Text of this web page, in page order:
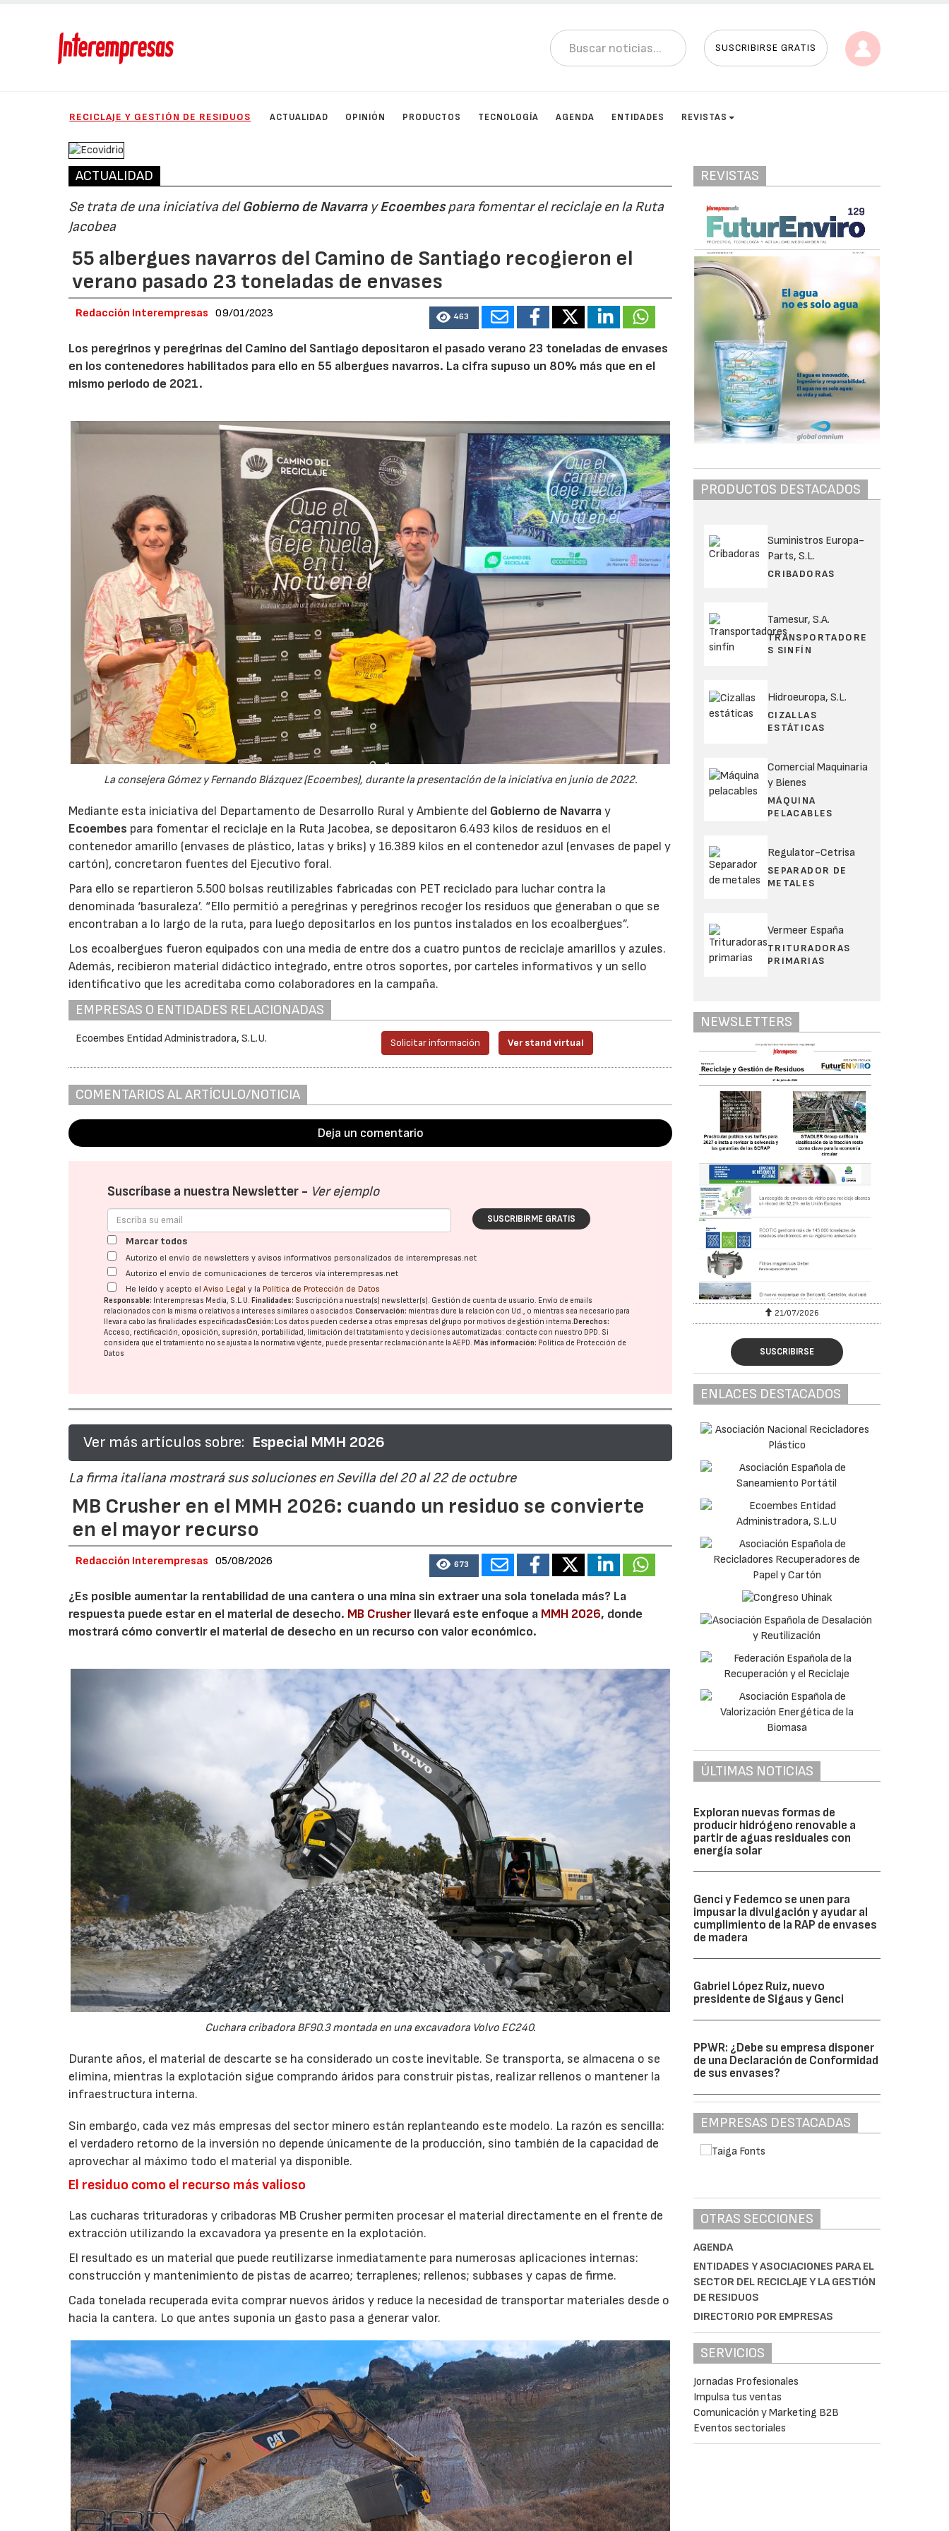
SUSCRIBIRSE GRATIS
RECICLAJE Y GESTIÓN DE RESIDUOS ACTUALIDAD OPINIÓN PRODUCTOS TECNOLOGÍA AGENDA ENTIDADES REVISTAS
ACTUALIDAD
Se trata de una iniciativa delGobierno de NavarrayEcoembespara fomentar el reciclaje en la Ruta
Jacobea
55 albergues navarros del Camino de Santiago recogieron el
verano pasado 23 toneladas de envases
Redacción Interempresas 09/01/2023 463
Los peregrinos y peregrinas del Camino del Santiago depositaron el pasado verano 23 toneladas de envases
en los contenedores habilitados para ello en 55 albergues navarros. La cifra supuso un 80% más que en el
mismo periodo de 2021.
La consejera Gómez y Fernando Blázquez (Ecoembes), durante la presentación de la iniciativa en junio de 2022.
Mediante esta iniciativa del Departamento de Desarrollo Rural y Ambiente del Gobierno de Navarray
Ecoembes para fomentar el reciclaje en la Ruta Jacobea, se depositaron 6.493 kilos de residuos en el
contenedor amarillo (envases de plástico, latas y briks) y 16.389 kilos en el contenedor azul (envases de papel y
cartón), concretaron fuentes del Ejecutivo foral.
Para ello se repartieron 5.500 bolsas reutilizables fabricadas con PET reciclado para luchar contra la
denominada ‘basuraleza’. “Ello permitió a peregrinas y peregrinos recoger los residuos que generaban o que se
encontraban a lo largo de la ruta, para luego depositarlos en los puntos instalados en los ecoalbergues”.
Los ecoalbergues fueron equipados con una media de entre dos a cuatro puntos de reciclaje amarillos y azules.
Además, recibieron material didáctico integrado, entre otros soportes, por carteles informativos y un sello
identificativo que les acreditaba como colaboradores en la campaña.
EMPRESAS O ENTIDADES RELACIONADAS
Ecoembes Entidad Administradora, S.L.U. Solicitar información Ver stand virtual
COMENTARIOS AL ARTÍCULO/NOTICIA
Deja un comentario
Suscríbase a nuestra Newsletter - Ver ejemplo
SUSCRIBIRME GRATIS
Marcar todos
Autorizo el envío de newsletters y avisos informativos personalizados de interempresas.net
Autorizo el envío de comunicaciones de terceros vía interempresas.net
He leído y acepto elAviso Legal y la Política de Protección de Datos
Responsable: Interempresas Media, S.L.U.Finalidades: Suscripción a nuestra(s) newsletter(s). Gestión de cuenta de usuario. Envío de emails
relacionados con la misma o relativos a intereses similares o asociados.Conservación: mientras dure la relación con Ud., o mientras sea necesario para
llevar a cabo las finalidades especificadasCesión: Los datos pueden cederse a otras empresas del grupo por motivos de gestión interna.Derechos:
Acceso, rectificación, oposición, supresión, portabilidad, limitación del tratatamiento y decisiones automatizadas: contacte con nuestro DPD. Si
considera que el tratamiento no se ajusta a la normativa vigente, puede presentar reclamación ante laAEPD.Más información: Política de Protección de
Datos
Ver más artículos sobre: Especial MMH 2026
La firma italiana mostrará sus soluciones en Sevilla del 20 al 22 de octubre
MB Crusher en el MMH 2026: cuando un residuo se convierte
en el mayor recurso
Redacción Interempresas 05/08/2026 673
¿Es posible aumentar la rentabilidad de una cantera o una mina sin extraer una sola tonelada más? La
respuesta puede estar en el material de desecho. MB Crusherllevará este enfoque a MMH 2026, donde
mostrará cómo convertir el material de desecho en un recurso con valor económico.
Cuchara cribadora BF90.3 montada en una excavadora Volvo EC240.
Durante años, el material de descarte se ha considerado un coste inevitable. Se transporta, se almacena o se
elimina, mientras la explotación sigue comprando áridos para construir pistas, realizar rellenos o mantener la
infraestructura interna.
Sin embargo, cada vez más empresas del sector minero están replanteando este modelo. La razón es sencilla:
el verdadero retorno de la inversión no depende únicamente de la producción, sino también de la capacidad de
aprovechar al máximo todo el material ya disponible.
El residuo como el recurso más valioso
Las cucharas trituradoras y cribadoras MB Crusher permiten procesar el material directamente en el frente de
extracción utilizando la excavadora ya presente en la explotación.
El resultado es un material que puede reutilizarse inmediatamente para numerosas aplicaciones internas:
construcción y mantenimiento de pistas de acarreo; terraplenes; rellenos; subbases y capas de firme.
Cada tonelada recuperada evita comprar nuevos áridos y reduce la necesidad de transportar materiales desde o
hacia la cantera. Lo que antes suponía un gasto pasa a generar valor.
REVISTAS
PRODUCTOS DESTACADOS
Suministros Europa-
Parts, S.L.
CRIBADORAS
Tamesur, S.A.
TRANSPORTADORE
S SINFÍN
Hidroeuropa, S.L.
CIZALLAS
ESTÁTICAS
Comercial Maquinaria
y Bienes
MÁQUINA
PELACABLES
Regulator-Cetrisa
SEPARADOR DE
METALES
Vermeer España
TRITURADORAS
PRIMARIAS
NEWSLETTERS
21/07/2026 28/07/2026 21/07/2026 28/07/2026
SUSCRIBIRSE
ENLACES DESTACADOS
ÚLTIMAS NOTICIAS
Exploran nuevas formas de
producir hidrógeno renovable a
partir de aguas residuales con
energía solar
Genci y Fedemco se unen para
impusar la divulgación y ayudar al
cumplimiento de la RAP de envases
de madera
Gabriel López Ruiz, nuevo
presidente de Sigaus y Genci
PPWR: ¿Debe su empresa disponer
de una Declaración de Conformidad
de sus envases?
EMPRESAS DESTACADAS
OTRAS SECCIONES
AGENDA
ENTIDADES Y ASOCIACIONES PARA EL
SECTOR DEL RECICLAJE Y LA GESTIÓN
DE RESIDUOS
DIRECTORIO POR EMPRESAS
SERVICIOS
Jornadas Profesionales
Impulsa tus ventas
Comunicación y Marketing B2B
Eventos sectoriales